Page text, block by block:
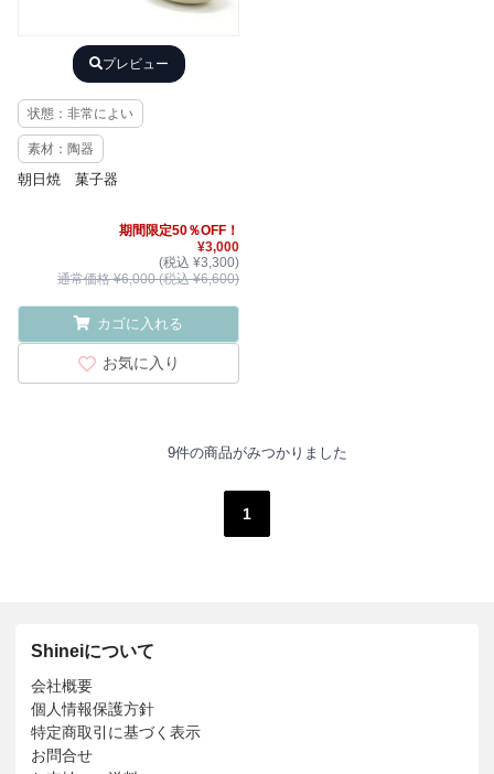
プレビュー
状態：非常によい
素材：陶器
朝日焼 菓子器
期間限定50％OFF！
¥3,000
(税込 ¥3,300)
通常価格 ¥6,000 (税込 ¥6,600)
カゴに入れる
お気に入り
9件の商品がみつかりました
1
Shineiについて
会社概要
個人情報保護方針
特定商取引に基づく表示
お問合せ